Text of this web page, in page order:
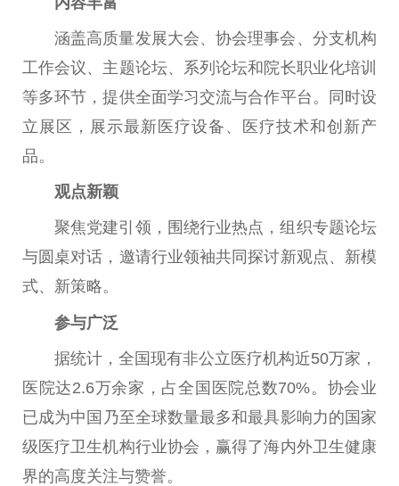
涵盖高质量发展大会、协会理事会、分支机构
工作会议、主题论坛、系列论坛和院长职业化培训
等多环节，提供全面学习交流与合作平台 。同时设
立展区，展示最新医疗设备、医疗技术和创新产
品。
观点新颖
聚焦党建引领，围绕行业热点，组织专题论坛
与圆桌对话，邀请行业领袖共同探讨新观点、新模
式、新策略。
参与广泛
据统计，全国现有非公立医疗机构近50万家，
医院达2.6万余家，占全国医院总数70%。 协会业
已成为中国 乃至全球数量最多和最具影响力的国家
级医疗卫生机构行业协会 ，赢得了海内外卫生健康
界的高度关注与赞誉。